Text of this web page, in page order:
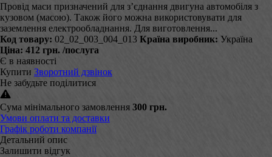
Провід маси призначений для з’єднання двигуна автомобіля з
кузовом (масою). Також його можна використовувати для
заземлення електрообладнання. Для виготовлення...
Код товару: 02_02_003_004_013 Країна виробник: Україна
Ціна: 412 грн. /послуга
Є в наявності
Купити Зворотний дзвінок
Не забудьте поділитися
Сума мінімального замовлення 300 грн.
Умови оплати та доставки
Графік роботи компанії
Детальний опис
Залишити відгук